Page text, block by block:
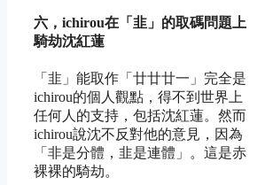
六，ichirou在「韭」的取碼問題上
騎劫沈紅蓮
「韭」能取作「廿廿廿一」完全是
ichirou的個人觀點，得不到世界上
任何人的支持，包括沈紅蓮。然而
ichirou說沈不反對他的意見，因為
「非是分體，韭是連體」。這是赤
裸裸的騎劫。